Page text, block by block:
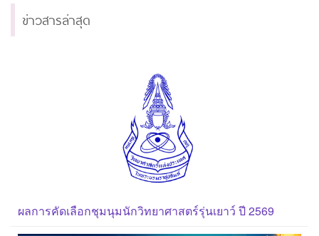
ข่าวสารล่าสุด
ผลการคัดเลือกชุมนุมนักวิทยาศาสตร์รุ่นเยาว์ ปี 2569